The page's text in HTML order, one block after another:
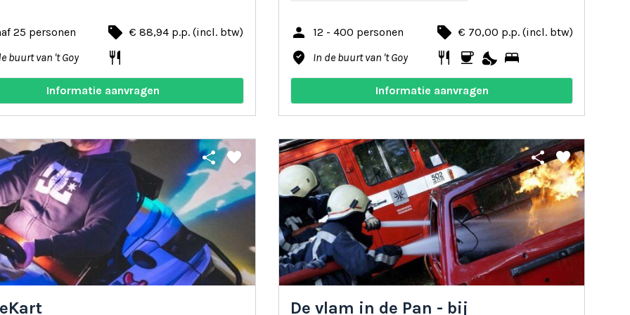
25 personen local_offer € 88,94 p.p. (incl. btw)
buurt van 't Goy restaurant
Informatie aanvragen
person 12 - 400 personen local_offer € 70,00 p.p. (incl. btw)
where_to_vote In de buurt van 't Goy restaurant coffee nights_stay bed
Informatie aanvragen
share favorite share favorite
De vlam in de Pan - bij